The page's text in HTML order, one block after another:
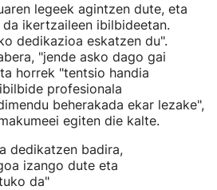
legeek agintzen dute, eta
ikertzaileen ibilbideetan.
dedikazioa eskatzen du".
"jende asko dago gai
horrek "tentsio handia
profesionala
beherakada ekar lezake",
egiten die kalte.
dedikatzen badira,
izango dute eta
da"